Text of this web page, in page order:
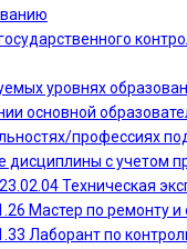
уровнях
основной
профессиях
с учетом
Техническая
Мастер по ремонту
Лаборант по